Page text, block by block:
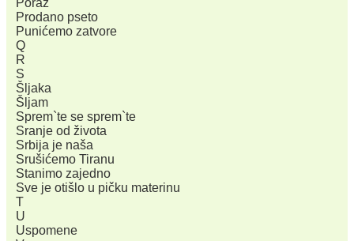
Poraz
Prodano pseto
Punićemo zatvore
Q
R
S
Šljaka
Šljam
Sprem`te se sprem`te
Sranje od života
Srbiјa јe naša
Srušićemo Tiranu
Stanimo zaјedno
Sve јe otišlo u pičku materinu
T
U
Uspomene